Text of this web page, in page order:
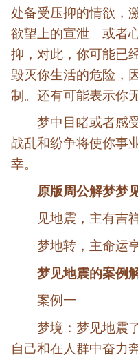
处备受压抑的情欲，
欲望上的宣泄。或者
抑，对此，你可能已
毁灭你生活的危险，
制。还有可能表示你
梦中目睹或者感
战乱和纷争将使你事
幸。
原版周公解梦梦
见地震，主有吉
梦地转，主命运
梦见地震的案例
案例一
梦境：梦见地震
自己和在人群中奋